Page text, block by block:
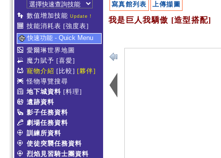
數值增加技能 Update !
技能消耗表 [強度表]
快速功能 - Quick Menu
愛爾琳世界地圖
魔力賦予 [喜愛]
寵物介紹 [比較] [夥伴]
怪物導覽搜尋
地下城資料 [料理]
遺跡資料
影子任務資料
劇場任務資料
訓練所資料
使徒突襲任務資料
烈焰見習騎士團資料
寫真館列表 上傳擷圖
我是巨人我驕傲 [造型搭配]